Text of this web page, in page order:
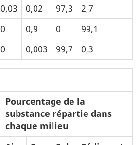
0,03 0,02 97,3
2,7
0 0,9 0
99,1
0 0,003 99,7 0,3
Pourcentage de la
substance répartie dans
chaque milieu